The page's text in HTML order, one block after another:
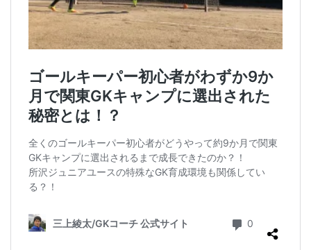
次世代GKコーチ
止める
正しい動作
正しい身体の使い方
武器 流経柏
浦和レッズ
海外サッカー
海外挑戦 海外留学
海外遠征
消極的なミス
清瀬 準備
炎の守護神
無料
狭山
睡眠
瞬間移動 瞬間視
知識
積極的なミス
究極の余裕 答え
素早さ
経験者
航空公園
苦手克服 褒める
西川周作